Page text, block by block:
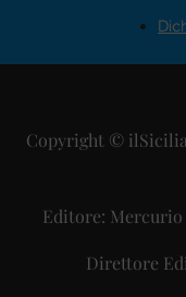
Copyright © ilSicilia
Editore: Mercurio
Direttore